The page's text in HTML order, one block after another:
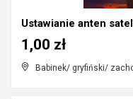
Ustawianie anten
Babinek/ gryfiński/
1,00 zł